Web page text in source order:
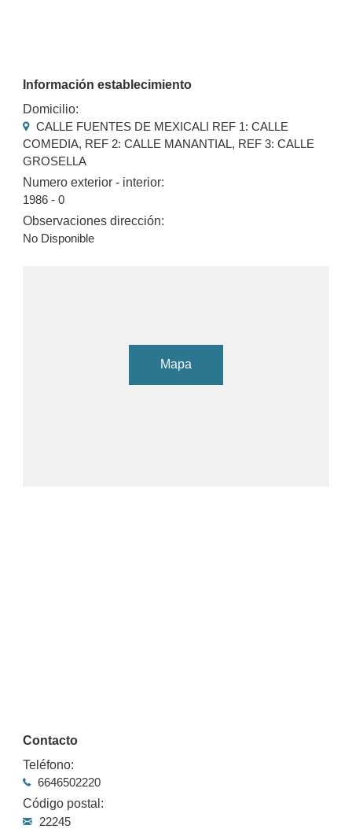
Información establecimiento
Domicilio:
CALLE FUENTES DE MEXICALI REF 1: CALLE
COMEDIA, REF 2: CALLE MANANTIAL, REF 3: CALLE
GROSELLA
Numero exterior - interior:
1986 - 0
Observaciones dirección:
No Disponible
Mapa
Contacto
Teléfono:
6646502220
Código postal:
22245